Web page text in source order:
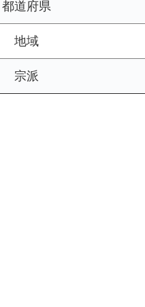
都道府県
地域
宗派